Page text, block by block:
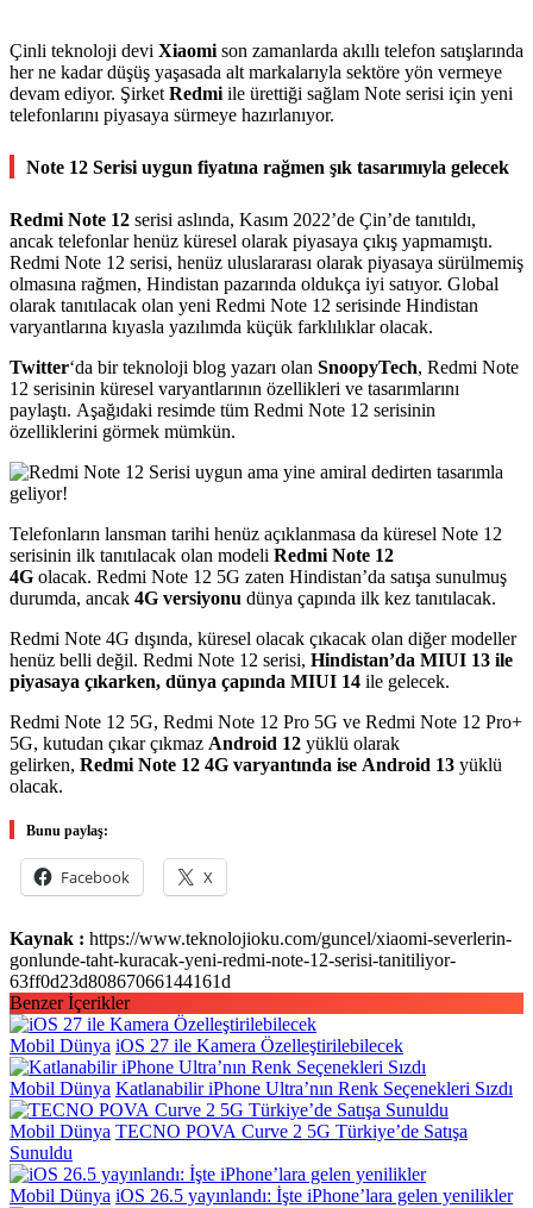
Çinli teknoloji devi Xiaomi son zamanlarda akıllı telefon satışlarında
her ne kadar düşüş yaşasada alt markalarıyla sektöre yön vermeye
devam ediyor. Şirket Redmi ile ürettiği sağlam Note serisi için yeni
telefonlarını piyasaya sürmeye hazırlanıyor.
Note 12 Serisi uygun fiyatına rağmen şık tasarımıyla gelecek
Redmi Note 12 serisi aslında, Kasım 2022’de Çin’de tanıtıldı,
ancak telefonlar henüz küresel olarak piyasaya çıkış yapmamıştı.
Redmi Note 12 serisi, henüz uluslararası olarak piyasaya sürülmemiş
olmasına rağmen, Hindistan pazarında oldukça iyi satıyor. Global
olarak tanıtılacak olan yeni Redmi Note 12 serisinde Hindistan
varyantlarına kıyasla yazılımda küçük farklılıklar olacak.
Twitter‘da bir teknoloji blog yazarı olan SnoopyTech, Redmi Note
12 serisinin küresel varyantlarının özellikleri ve tasarımlarını
paylaştı. Aşağıdaki resimde tüm Redmi Note 12 serisinin
özelliklerini görmek mümkün.
Telefonların lansman tarihi henüz açıklanmasa da küresel Note 12
serisinin ilk tanıtılacak olan modeli Redmi Note 12
4G olacak. Redmi Note 12 5G zaten Hindistan’da satışa sunulmuş
durumda, ancak 4G versiyonu dünya çapında ilk kez tanıtılacak.
Redmi Note 4G dışında, küresel olacak çıkacak olan diğer modeller
henüz belli değil. Redmi Note 12 serisi, Hindistan’da MIUI 13 ile
piyasaya çıkarken, dünya çapında MIUI 14 ile gelecek.
Redmi Note 12 5G, Redmi Note 12 Pro 5G ve Redmi Note 12 Pro+
5G, kutudan çıkar çıkmaz Android 12 yüklü olarak
gelirken, Redmi Note 12 4G varyantında ise Android 13 yüklü
olacak.
Bunu paylaş:
Facebook X
Kaynak : https://www.teknolojioku.com/guncel/xiaomi-severlerin-
gonlunde-taht-kuracak-yeni-redmi-note-12-serisi-tanitiliyor-
63ff0d23d80867066144161d
Benzer İçerikler
Mobil Dünya iOS 27 ile Kamera Özelleştirilebilecek
Mobil Dünya Katlanabilir iPhone Ultra’nın Renk Seçenekleri Sızdı
Mobil Dünya TECNO POVA Curve 2 5G Türkiye’de Satışa
Sunuldu
Mobil Dünya iOS 26.5 yayınlandı: İşte iPhone’lara gelen yenilikler